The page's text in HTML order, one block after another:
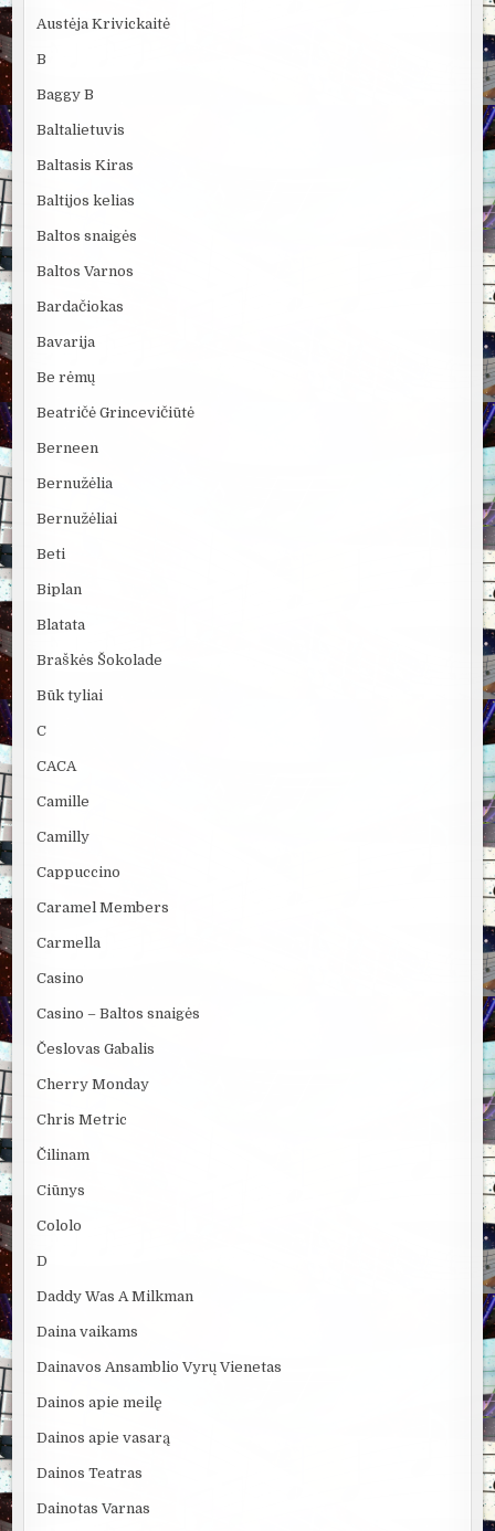
Austėja Krivickaitė
B
Baggy B
Baltalietuvis
Baltasis Kiras
Baltijos kelias
Baltos snaigės
Baltos Varnos
Bardačiokas
Bavarija
Be rėmų
Beatričė Grincevičiūtė
Berneen
Bernužėlia
Bernužėliai
Beti
Biplan
Blatata
Braškės Šokolade
Būk tyliai
C
CACA
Camille
Camilly
Cappuccino
Caramel Members
Carmella
Casino
Casino – Baltos snaigės
Česlovas Gabalis
Cherry Monday
Chris Metric
Čilinam
Ciūnys
Cololo
D
Daddy Was A Milkman
Daina vaikams
Dainavos Ansamblio Vyrų Vienetas
Dainos apie meilę
Dainos apie vasarą
Dainos Teatras
Dainotas Varnas